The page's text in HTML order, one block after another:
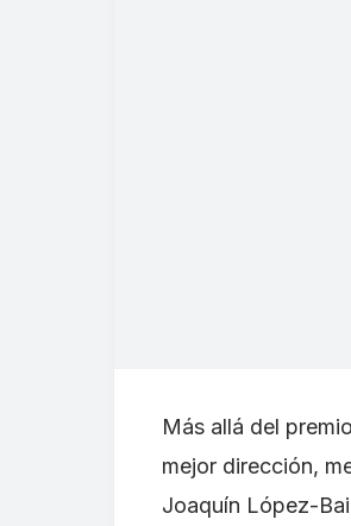
Más allá del
mejor dirección,
Joaquín López-